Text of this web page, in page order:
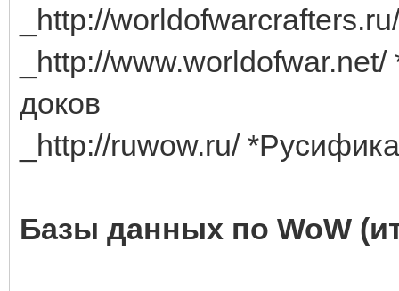
_http://worldofwarcrafters.ru/
_http://
доков
_http://ruwow.ru/
Базы данных по WoW